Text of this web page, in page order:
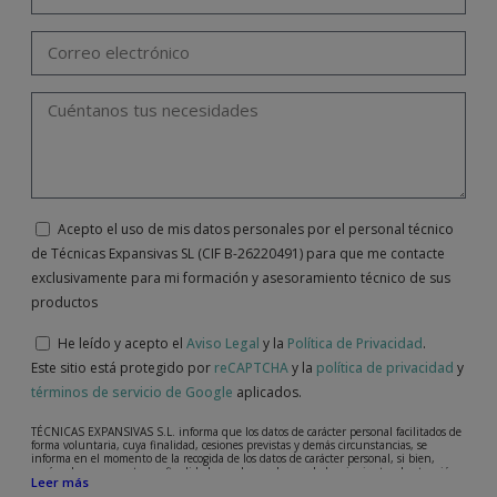
Acepto el uso de mis datos personales por el personal técnico
de Técnicas Expansivas SL (CIF B-26220491) para que me contacte
exclusivamente para mi formación y asesoramiento técnico de sus
productos
He leído y acepto el Aviso Legal y la Política de Privacidad.
Este sitio está protegido por reCAPTCHAy la política de privacidad y
términos de servicio de Google aplicados.
TÉCNICAS EXPANSIVAS S.L. informa que los datos de carácter personal facilitados de
forma voluntaria, cuya finalidad, cesiones previstas y demás circunstancias, se
informa en el momento de la recogida de los datos de carácter personal, si bien,
según el caso concreto, su finalidad, puede ser alguna de las siguientes, la atención a
su solicitud, queja o duda planteada, mantenimiento de la relación establecida, la
Leer más